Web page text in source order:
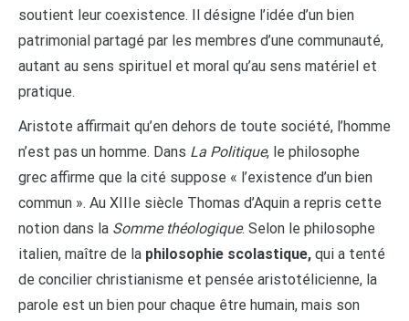
soutient leur coexistence. Il désigne l’idée d’un bien
patrimonial partagé par les membres d’une communauté,
autant au sens spirituel et moral qu’au sens matériel et
pratique.
Aristote affirmait qu’en dehors de toute société, l’homme
n’est pas un homme. Dans La Politique, le philosophe
grec affirme que la cité suppose « l’existence d’un bien
commun ». Au XIIIe siècle Thomas d’Aquin a repris cette
notion dans la Somme théologique. Selon le philosophe
italien, maître de la philosophie scolastique, qui a tenté
de concilier christianisme et pensée aristotélicienne, la
parole est un bien pour chaque être humain, mais son